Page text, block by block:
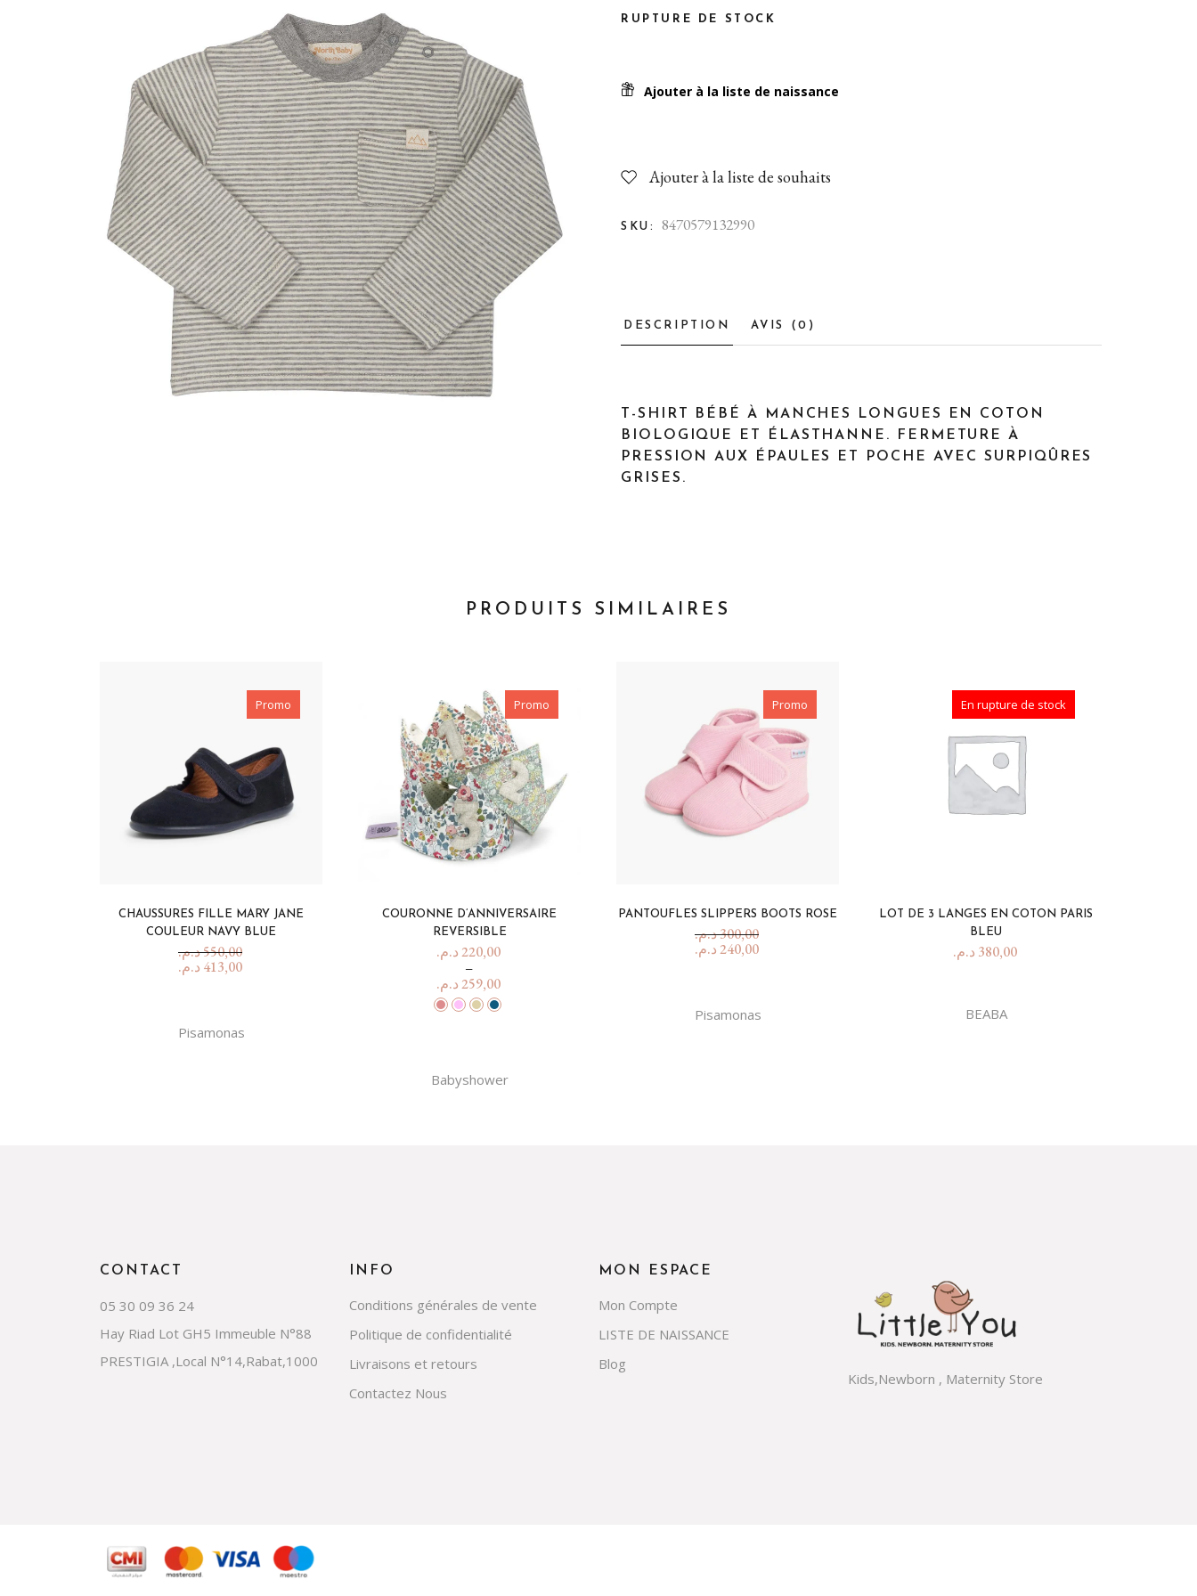
Happy 1 Year List
Balade en poussette
Biberons et tétines
Diversification alimentaire
Nourrir bébé
Sécurité
En voiture!
Toilette & soins
RUPTURE DE STOCK
Ajouter à la liste de naissance
Ajouter à la liste de souhaits
SKU: 8470579132990
DESCRIPTION AVIS (0)
T-SHIRT BÉBÉ À MANCHES LONGUES EN COTON
BIOLOGIQUE ET ÉLASTHANNE. FERMETURE À
PRESSION AUX ÉPAULES ET POCHE AVEC SURPIQÛRES
GRISES.
PRODUITS SIMILAIRES
Promo
CHAUSSURES FILLE MARY JANE
COULEUR NAVY BLUE
550,00د.م.
413,00 د.م.
Pisamonas
Promo
COURONNE D’ANNIVERSAIRE
REVERSIBLE
220,00د.م.
–
259,00د.م.
Babyshower
Promo
PANTOUFLES SLIPPERS BOOTS ROSE
300,00د.م.
240,00د.م.
Pisamonas
En rupture de stock
LOT DE 3 LANGES EN COTON PARIS
BLEU
380,00 د.م.
BEABA
CONTACT
05 30 09 36 24
Hay Riad Lot GH5 Immeuble N°88
PRESTIGIA ,Local N°14,Rabat,1000
INFO
Conditions générales de vente
Politique de confidentialité
Livraisons et retours
Contactez Nous
MON ESPACE
Mon Compte
LISTE DE NAISSANCE
Blog
Kids,Newborn , Maternity Store